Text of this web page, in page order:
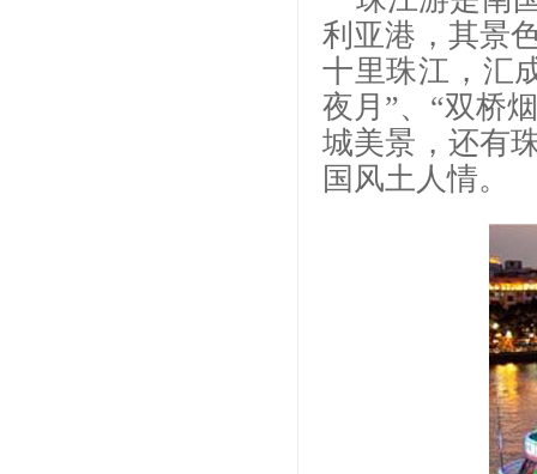
利亚港，其景
十里珠江，汇
夜月”、“双桥
城美景，还有
国风土人情。